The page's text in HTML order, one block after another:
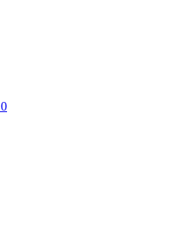
0